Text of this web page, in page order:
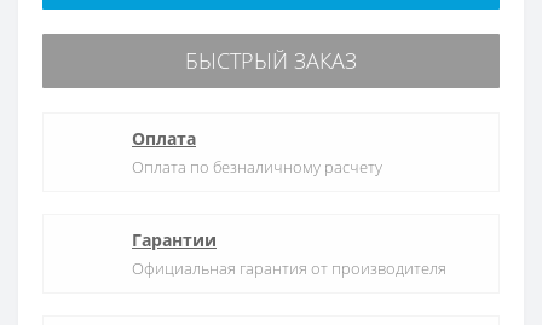
БЫСТРЫЙ ЗАКАЗ
Оплата
Оплата по безналичному расчету
Гарантии
Официальная гарантия от производителя